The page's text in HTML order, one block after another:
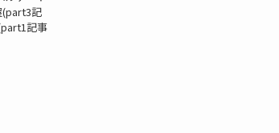
(part3記
記事